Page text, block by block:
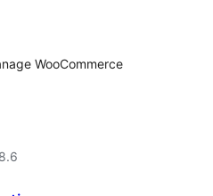
WooCommerce